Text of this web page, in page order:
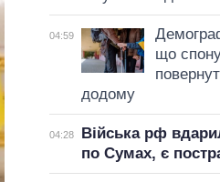
04:59
що
додому
04:28
Війська рф
по Сумах, є